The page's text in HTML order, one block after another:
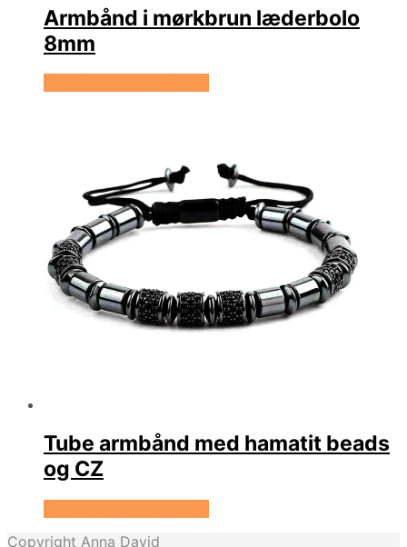
Armbånd i mørkbrun læderbolo
8mm
Tube armbånd med hamatit beads
og CZ
Copyright Anna David